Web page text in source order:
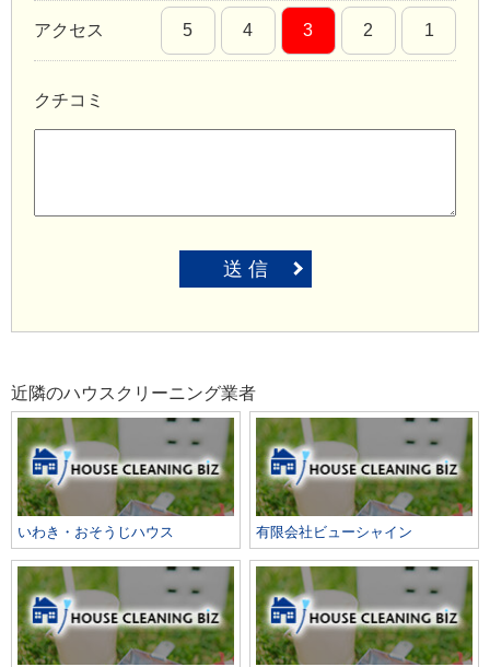
アクセス 5 4 3 2 1
クチコミ
送 信
近隣のハウスクリーニング業者
いわき・おそうじハウス 有限会社ビューシャイン